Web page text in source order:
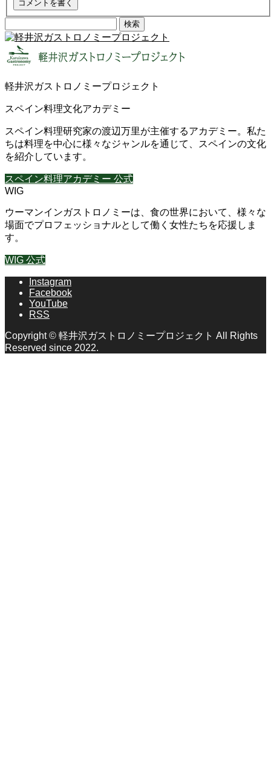
索:
軽井沢ガストロノミープロジェクト
スペイン料理文化アカデミー
スペイン料理研究家の渡辺万里が主催するアカデミー。私た
ちは料理を中心に様々なジャンルを通じて、スペインの文化
を紹介しています。
スペイン料理アカデミー 公式
WIG
ウーマンインガストロノミーは、食の世界において、様々な
場面でプロフェッショナルとして働く女性たちを応援しま
す。
WIG 公式
Instagram
Facebook
YouTube
RSS
Copyright © 軽井沢ガストロノミープロジェクト All Rights
Reserved since 2022.